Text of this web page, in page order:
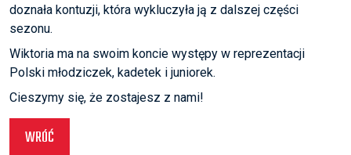
doznała kontuzji, która wykluczyła ją z dalszej części
sezonu.
Wiktoria ma na swoim koncie występy w reprezentacji
Polski młodziczek, kadetek i juniorek.
Cieszymy się, że zostajesz z nami!
WRÓĆ